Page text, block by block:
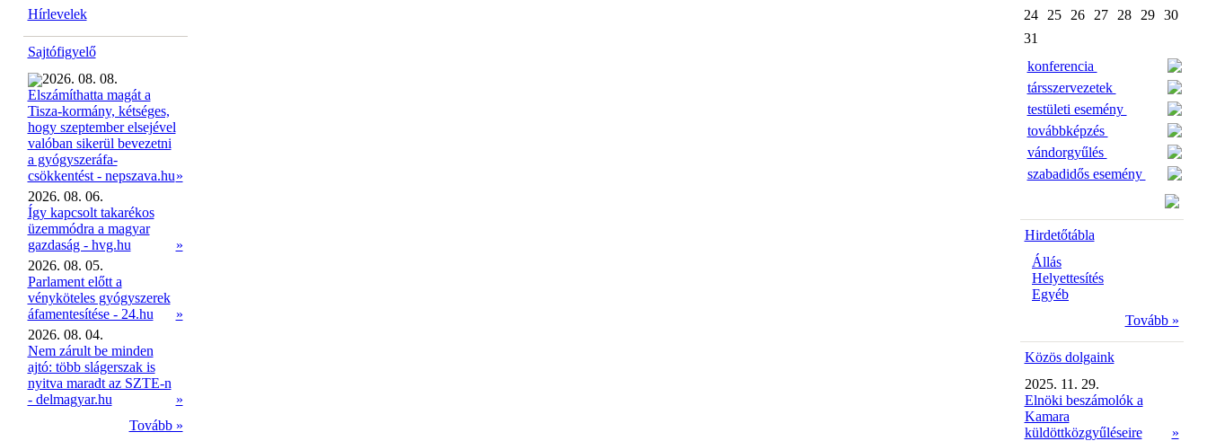
Hírlevelek
Sajtófigyelő
2026. 08. 08.
Elszámíthatta magát a
Tisza-kormány, kétséges,
hogy szeptember elsejével
valóban sikerül bevezetni
a gyógyszeráfa-
csökkentést - nepszava.hu»
2026. 08. 06.
Így kapcsolt takarékos
üzemmódra a magyar
gazdaság - hvg.hu
»
2026. 08. 05.
Parlament előtt a
vényköteles gyógyszerek
áfamentesítése - 24.hu
»
2026. 08. 04.
Nem zárult be minden
ajtó: több slágerszak is
nyitva maradt az SZTE-n
- delmagyar.hu
»
Tovább »
24
25 26 27 28 29 30
31
konferencia
társszervezetek
testületi esemény
továbbképzés
vándorgyűlés
szabadidős esemény
Hirdetőtábla
Állás
Helyettesítés
Egyéb
Tovább »
Közös dolgaink
2025. 11. 29.
Elnöki beszámolók a
Kamara
küldöttközgyűléseire
»